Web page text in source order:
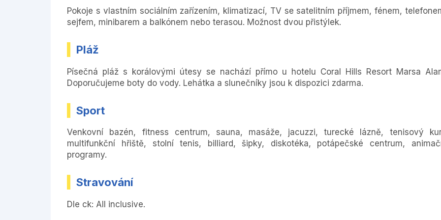
Pokoje s vlastním sociálním zařízením, klimatizací, TV se satelitním příjmem, fénem,
sejfem, minibarem a balkónem nebo terasou. Možnost dvou přistýlek.
Pláž
Písečná pláž s korálovými útesy se nachází přímo u hotelu Coral Hills Resort Marsa
Doporučujeme boty do vody. Lehátka a slunečníky jsou k dispozici zdarma.
Sport
Venkovní bazén, fitness centrum, sauna, masáže, jacuzzi, turecké lázně, tenisový
multifunkční hřiště, stolní tenis, billiard, šipky, diskotéka, potápečské centrum,
programy.
Stravování
Dle ck: All inclusive.